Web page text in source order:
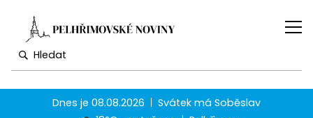
Dnes je08.08.2026 Svátek má Soběslav